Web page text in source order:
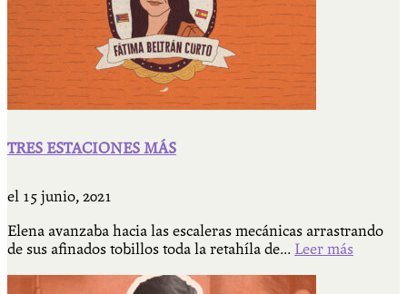
TRES ESTACIONES MÁS
el 15 junio, 2021
Elena avanzaba hacia las escaleras mecánicas arrastrando
de sus afinados tobillos toda la retahíla de... Leer más